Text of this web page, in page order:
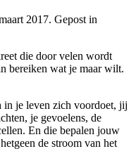
2017. Gepost in
die door velen wordt
bereiken wat je maar wilt.
in je leven zich voordoet, jij
je gevoelens, de
En die bepalen jouw
de stroom van het